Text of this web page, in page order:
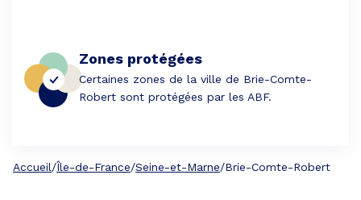
Zones protégées
Certaines zones de la ville de Brie-Comte-
Robert sont protégées par les ABF.
Accueil/Île-de-France/Seine-et-Marne/Brie-Comte-Robert